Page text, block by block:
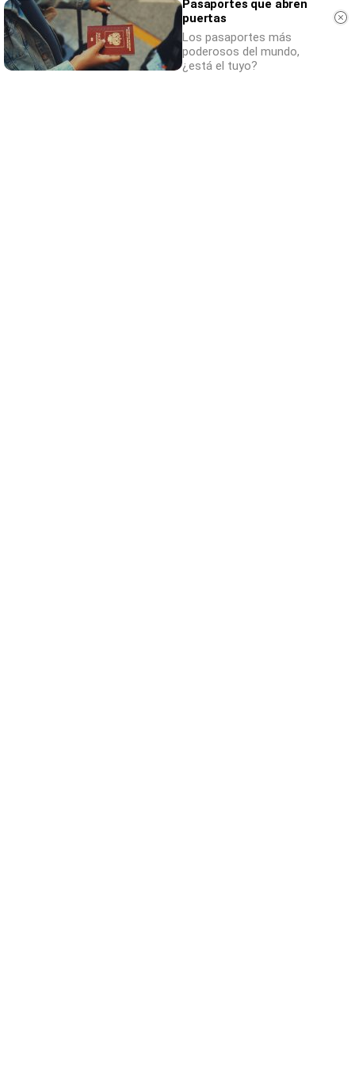
Pasaportes que abren
puertas
Los pasaportes más
poderosos del mundo,
¿está el tuyo?